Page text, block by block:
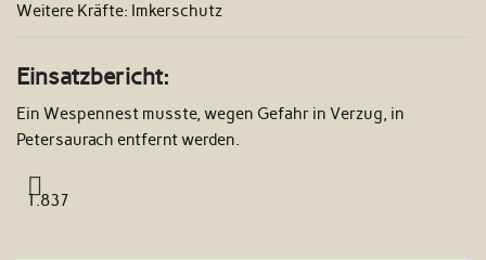
Weitere Kräfte: Imkerschutz
Einsatzbericht:
Ein Wespennest musste, wegen Gefahr in Verzug, in
Petersaurach entfernt werden.
1.837